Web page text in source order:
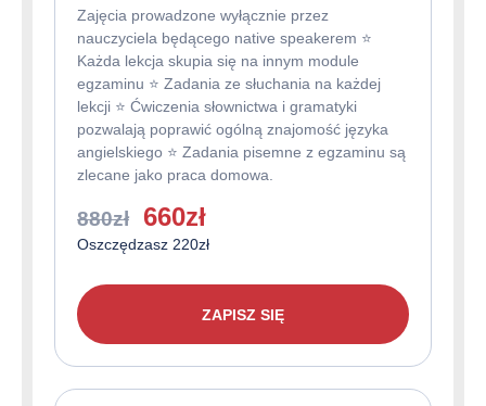
Zajęcia prowadzone wyłącznie przez
nauczyciela będącego native speakerem ⭐️
Każda lekcja skupia się na innym module
egzaminu ⭐️ Zadania ze słuchania na każdej
lekcji ⭐️ Ćwiczenia słownictwa i gramatyki
pozwalają poprawić ogólną znajomość języka
angielskiego ⭐️ Zadania pisemne z egzaminu są
zlecane jako praca domowa.
880zł
Pierwotna
cena
660złAktualna
cena
Oszczędzasz 220zł
ZAPISZ SIĘ